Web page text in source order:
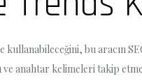
kullanabileceğini, bu aracın
anahtar kelimeleri takip